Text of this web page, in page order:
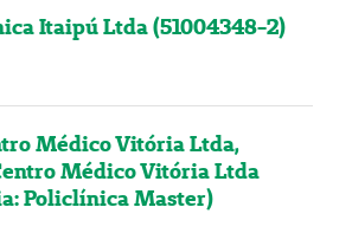
Itaipú Ltda (51004348-2)
Médico Vitória Ltda,
Médico Vitória Ltda
Policlínica Master)